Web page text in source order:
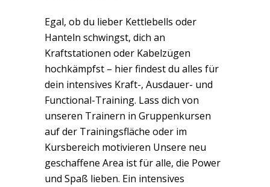
Egal, ob du lieber Kettlebells oder
Hanteln schwingst, dich an
Kraftstationen oder Kabelzügen
hochkämpfst – hier findest du alles für
dein intensives Kraft-, Ausdauer- und
Functional-Training. Lass dich von
unseren Trainern in Gruppenkursen
auf der Trainingsfläche oder im
Kursbereich motivieren Unsere neu
geschaffene Area ist für alle, die Power
und Spaß lieben. Ein intensives